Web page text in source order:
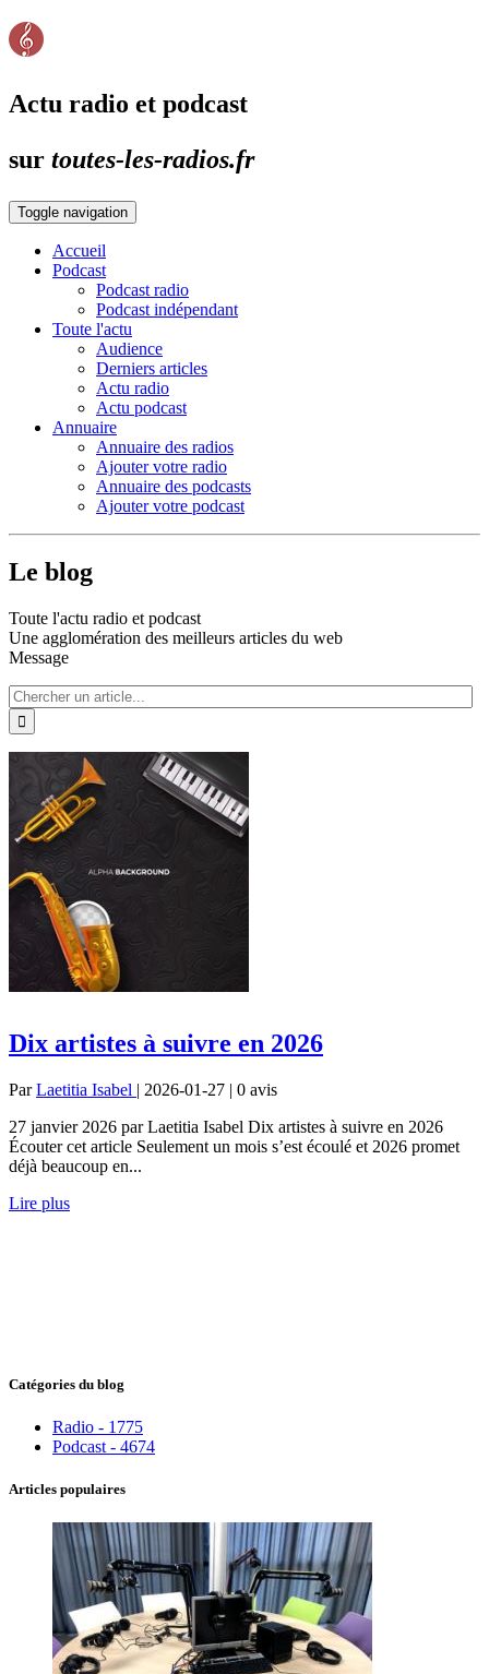
Actu radio et podcast
sur toutes-les-radios.fr
Toggle navigation
Accueil
Podcast
Podcast radio
Podcast indépendant
Toute l'actu
Audience
Derniers articles
Actu radio
Actu podcast
Annuaire
Annuaire des radios
Ajouter votre radio
Annuaire des podcasts
Ajouter votre podcast
Le blog
Toute l'actu radio et podcast
Une agglomération des meilleurs articles du web
Message
Dix artistes à suivre en 2026
ParLaetitia Isabel | 2026-01-27 | 0 avis
27 janvier 2026 par Laetitia Isabel Dix artistes à suivre en 2026
Écouter cet article Seulement un mois s’est écoulé et 2026 promet
déjà beaucoup en...
Lire plus
Catégories du blog
Radio - 1775
Podcast - 4674
Articles populaires